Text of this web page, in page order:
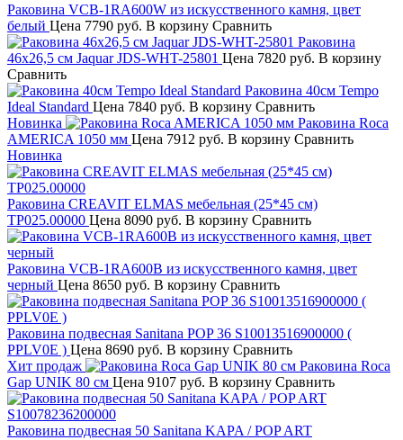
Раковина VCB-1RA600W из искусственного камня, цвет
белый Цена 7790 руб. В корзину Сравнить
Раковина
46x26,5 см Jaquar JDS-WHT-25801 Цена 7820 руб. В корзину
Сравнить
Раковина 40см Tempo
Ideal Standard Цена 7840 руб. В корзину Сравнить
Новинка
Раковина Roca
AMERICA 1050 мм Цена 7912 руб. В корзину Сравнить
Новинка
Раковина CREAVIT ELMAS мебельная (25*45 см)
TP025.00000 Цена 8090 руб. В корзину Сравнить
Раковина VCB-1RA600B из искусственного камня, цвет
черный Цена 8650 руб. В корзину Сравнить
Раковина подвесная Sanitana POP 36 S10013516900000 (
PPLV0E ) Цена 8690 руб. В корзину Сравнить
Хит продаж
Раковина Roca
Gap UNIK 80 см Цена 9107 руб. В корзину Сравнить
Раковина подвесная 50 Sanitana KAPA / POP ART